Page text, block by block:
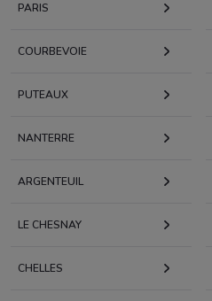
PARIS
COURBEVOIE
PUTEAUX
NANTERRE
ARGENTEUIL
LE CHESNAY
CHELLES